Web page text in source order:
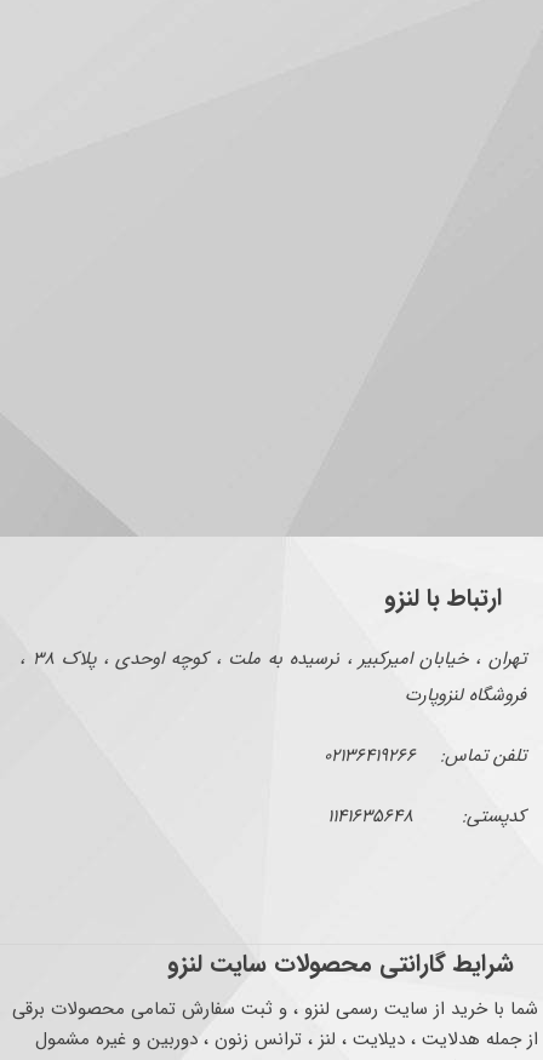
ارتباط با لنزو
تهران ، خیابان امیرکبیر ، نرسیده به ملت ، کوچه اوحدی ، پلاک ۳۸ ،
فروشگاه لنزوپارت
تلفن تماس: ۰۲۱۳۶۴۱۹۲۶۶
کدپستی: ۱۱۴۱۶۳۵۶۴۸
شرایط گارانتی محصولات سایت لنزو
شما با خرید از سایت رسمی لنزو ، و ثبت سفارش تمامی محصولات برقی
از جمله هدلایت ، دیلایت ، لنز ، ترانس زنون ، دوربین و غیره مشمول